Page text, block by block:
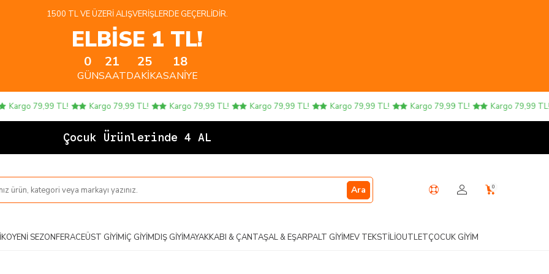
1500 TL VE ÜZERI ALIŞVERIŞLERDE GEÇERLIDIR.
ELBİSE 1 TL!
0
GÜN
21
SAAT
25
DAKIKA
17
SANIYE
79,99 TL! Kargo 79,99 TL! Kargo 79,99 TL! Kargo 79,99 TL! Kargo 79,99 TL! Kargo 79,99 TL! Kargo 79,99 TL!
Çocuk Ürünlerinde 4 AL 3 ÖDE!
Ara 0
YENI SEZONFERACEÜST GIYIMİÇ GIYIMDIŞ GIYIMAYAKKABI & ÇANTAŞAL & EŞARPALT GIYIMEV TEKSTILIOUTLETÇOCUK GIYIM